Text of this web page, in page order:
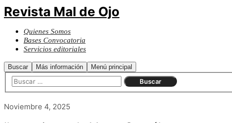
Revista Mal de Ojo
Quienes Somos
Bases Convocatoria
Servicios editoriales
Buscar Más información Menú principal
Noviembre 4, 2025